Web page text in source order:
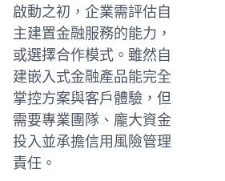
啟動之初，企業需評估自
主建置金融服務的能力，
或選擇合作模式。雖然自
建嵌入式金融產品能完全
掌控方案與客戶體驗，但
需要專業團隊、龐大資金
投入並承擔信用風險管理
責任。